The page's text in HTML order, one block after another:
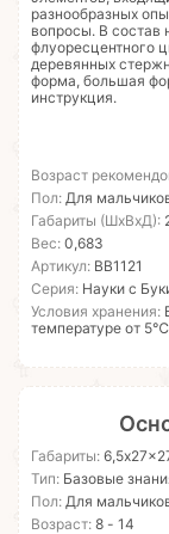
разнообразных
вопросы. В состав
флуоресцентного
деревянных
форма, большая
инструкция.
Возраст
Пол: Для
Габариты (ШхВхД):
Вес: 0,683
Артикул: ВВ1121
Серия: Науки с
Условия хранения:
температуре от
Габариты:
Тип: Базовые
Пол: Для
Возраст: 8 - 14